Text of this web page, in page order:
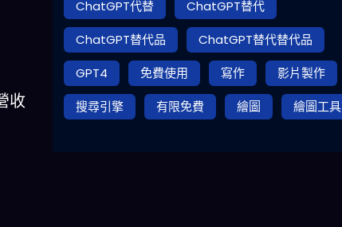
收
ChatGPT代替
ChatGPT替代
ChatGPT替代品
ChatGPT替代替代品
GPT4
免費使用 寫作
影片製作
搜尋引擎
有限免費 繪圖 繪圖工具